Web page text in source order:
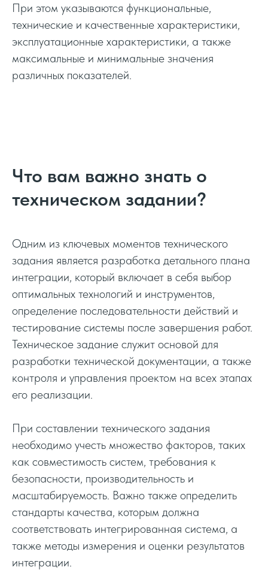
При этом указываются функциональные,
технические и качественные характеристики,
эксплуатационные характеристики, а также
максимальные и минимальные значения
различных показателей.
Что вам важно знать о
техническом задании?
Одним из ключевых моментов технического
задания является разработка детального плана
интеграции, который включает в себя выбор
оптимальных технологий и инструментов,
определение последовательности действий и
тестирование системы после завершения работ.
Техническое задание служит основой для
разработки технической документации, а также
контроля и управления проектом на всех этапах
его реализации.
При составлении технического задания
необходимо учесть множество факторов, таких
как совместимость систем, требования к
безопасности, производительность и
масштабируемость. Важно также определить
стандарты качества, которым должна
соответствовать интегрированная система, а
также методы измерения и оценки результатов
интеграции.